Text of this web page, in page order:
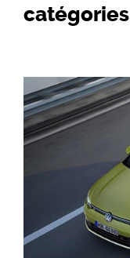
catégories